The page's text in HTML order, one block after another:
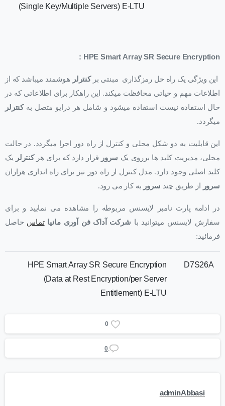
(Single Key/Multiple Servers) E-LTU
HPE Smart Array SR Secure Encryption :
این ویژگی یک راه حل رمزگذاری مبنتی برکنترلر هوشمند میباشد که از
اطلاعات مهم و حیاتی محافظت میکند. این راهکار برای اطلاعاتی که در
حال استفاده نیست استفاده میشود و شامل هر درایو متصل بهکنترلر
میگردد.
این قابلیت به دو شکل محلی و کنترل از راه دور اجرا میگردد. در حالت
محلی، مدیریت کلید ها برروی یک سرور قرار دارد که برای هرکنترلر یک
کلید اصلی وجود دارد. مدل کنترل از راه دور نیز برای راه اندازی هزاران
سرور
از طریق چند سرور به کار می رود.
در ادامه پارت نامبر لایسنس مربوطه را مشاهده می نمایید و برای
سفارش لایسنس میتوانید با شرکت آداک فن آوری مانیا تماس حاصل
فرمائید:
HPE Smart Array SR Secure Encryption
(Data at Rest Encryption/per Server
Entitlement) E-LTU
D7S26A
0
0
adminAbbasi